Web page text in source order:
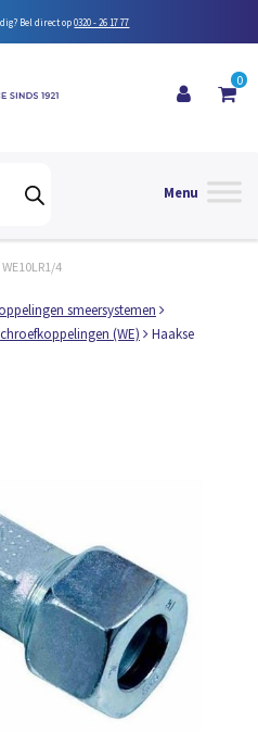
Bel direct op0320 - 26 17 77
0
4
smeersystemen
(WE)
Haakse